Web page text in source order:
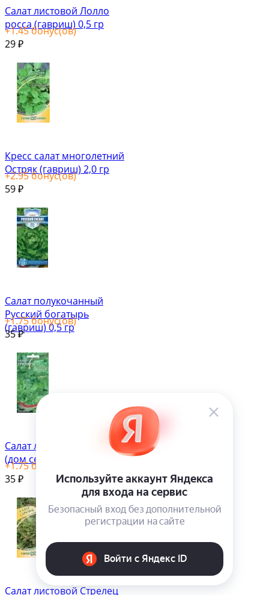
Салат листовой Лолло
росса (гавриш) 0,5 гр
+1.45бонус(ов)
29 ₽
Кресс салат многолетний
Остряк (гавриш) 2,0 гр
+2.95бонус(ов)
59 ₽
Салат полукочанный
Русский богатырь
(гавриш) 0,5 гр
+1.75бонус(ов)
35₽
Салат листовой Грюнетта
(дом семян) 380 шт
+1.75бонус(ов)
35 ₽
Салат листовой Стрелец